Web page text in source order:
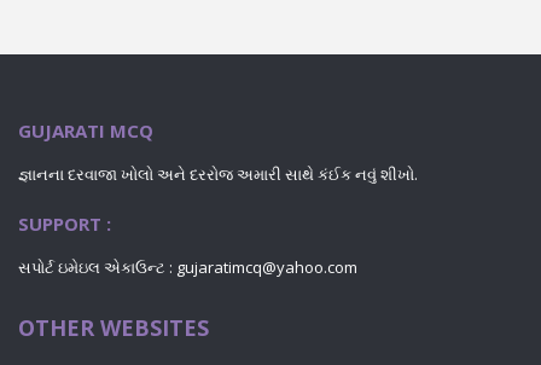
GUJARATI MCQ
જ્ઞાનના દરવાજા ખોલો અને દરરોજ અમારી સાથે કંઈક નવું શીખો.
SUPPORT :
સપોર્ટ ઇમેઇલ એકાઉન્ટ : gujaratimcq@yahoo.com
OTHER WEBSITES